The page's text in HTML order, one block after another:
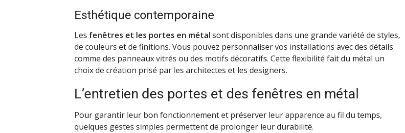
Esthétique contemporaine
Les fenêtres et les portes en métal sont disponibles dans une grande variété de styles,
de couleurs et de finitions. Vous pouvez personnaliser vos installations avec des détails
comme des panneaux vitrés ou des motifs décoratifs. Cette flexibilité fait du métal un
choix de création prisé par les architectes et les designers.
L’entretien des portes et des fenêtres en métal
Pour garantir leur bon fonctionnement et préserver leur apparence au fil du temps,
quelques gestes simples permettent de prolonger leur durabilité.